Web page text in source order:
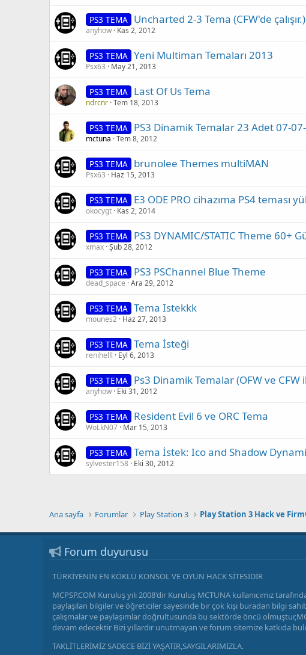
PS3 TEMA Uncharted 2-3 Tema (CFW'de çalışır.)
anyhow Kas 2, 2012
PS3 TEMA Yeni Multiman Temaları 2013
Psx63 May 21, 2013
PS3 TEMA Last Of Us Tema
ndrcnr Tem 18, 2013
PS3 TEMA PS3 Dinamik Temalar 23 Adet 07-
mctuna Tem 8, 2012
PS3 TEMA brunolee Themes multiMAN
Psx63 Haz 15, 2013
PS3 TEMA E3 ODE PRO cihazıma PS4 teması
okocygt Kas 2, 2014
PS3 TEMA PS3 DYNAMIC/STATIC Theme 60+
xmax Şub 28, 2012
PS3 TEMA PS3 PSChannel Blue Theme
dead_space Ara 29, 2012
PS3 TEMA Tema Istekkk
mounes2 Haz 27, 2013
PS3 TEMA Tema İsteği
renihelll Eyl 6, 2013
PS3 TEMA Ps3 Dinamik Temalar (OFW ve CFW
anyhow Eki 31, 2012
PS3 TEMA Resident Evil 6 ve ORC Tema
WoLkN07 Mar 15, 2013
PS3 TEMA Tema İstek: Ico and Shadow
sylvester158 Eki 30, 2012
Ana sayfa Forumlar Play Station 3 Play Station 3 Hack ve
Forum duyurusu
TÜRKİYENİN EN KÖKLÜ KONSOL VE OYUN HACK SİTESİDİR
MCPSP.COM Kuruluş yılı 2008'dir Kuruluş MCTUNA kullanıcımız
paylaşılan bilgiler ve öğreticiler sayesinde bir çok kişi buradan bilgi
çalışmalar ve paylaşımlar doğrultusunda bu sektörde öncü
devam edecektir Bizi yıllardır unutmayan ve forum sitemize katkıda
TAKLİTLERİMİZ SADECE BİZİ YAŞATIR,SAYGILARIMIZLA.